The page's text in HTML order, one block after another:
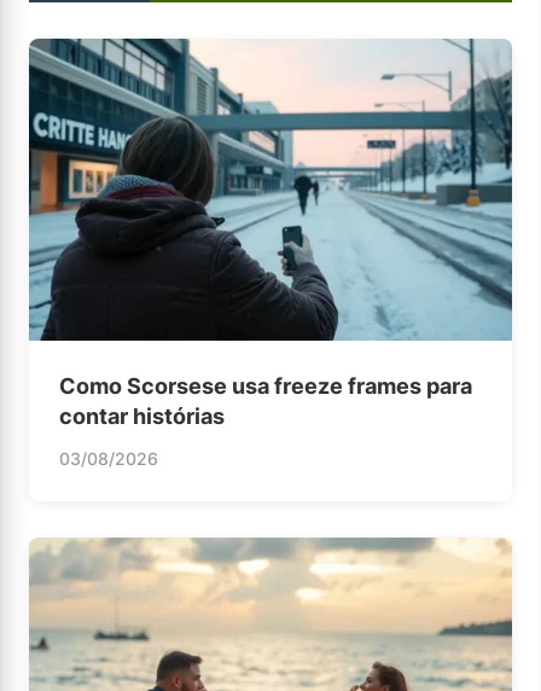
Como Scorsese usa freeze frames para
contar histórias
03/08/2026